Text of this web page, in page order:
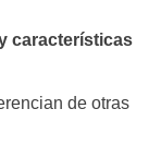
características
de otras